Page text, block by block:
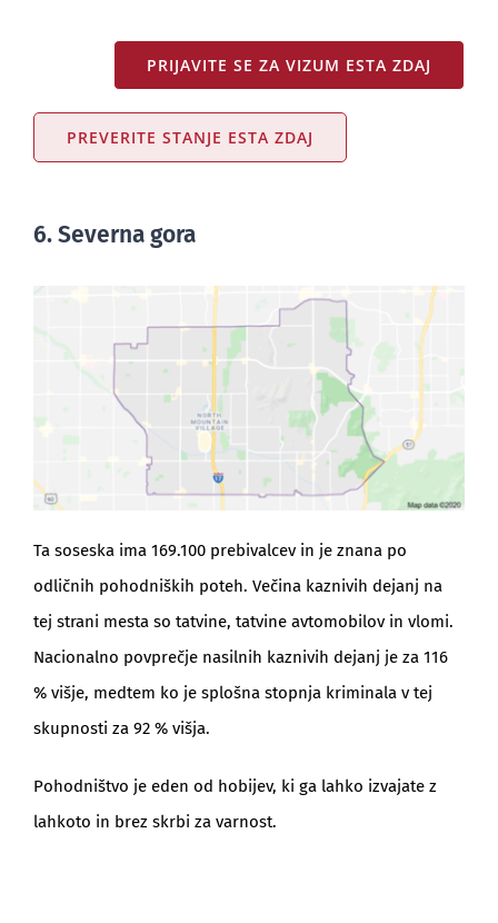
PRIJAVITE SE ZA VIZUM ESTA ZDAJ
PREVERITE STANJE ESTA ZDAJ
6. Severna gora
Ta soseska ima 169.100 prebivalcev in je znana po
odličnih pohodniških poteh. Večina kaznivih dejanj na
tej strani mesta so tatvine, tatvine avtomobilov in vlomi.
Nacionalno povprečje nasilnih kaznivih dejanj je za 116
% višje, medtem ko je splošna stopnja kriminala v tej
skupnosti za 92 % višja.
Pohodništvo je eden od hobijev, ki ga lahko izvajate z
lahkoto in brez skrbi za varnost.